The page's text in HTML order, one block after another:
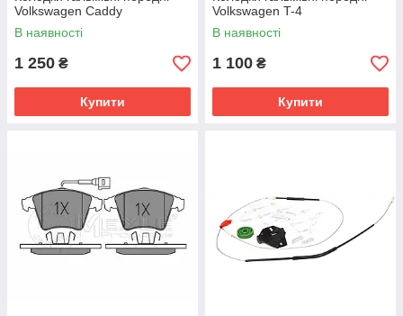
Volkswagen Caddy
В наявності
1 250 ₴
Купити
Volkswagen T-4
В наявності
1 100 ₴
Купити